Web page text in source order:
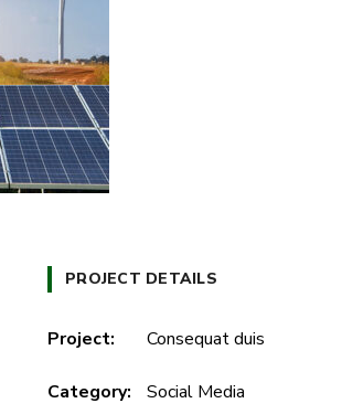
PROJECT DETAILS
Project: Consequat duis
Category: Social Media